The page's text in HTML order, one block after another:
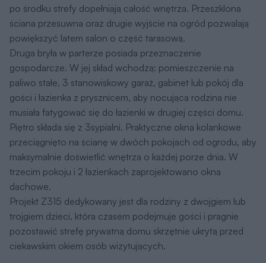
po środku strefy dopełniają całość wnętrza. Przeszklona
ściana przesuwna oraz drugie wyjście na ogród pozwalają
powiększyć latem salon o część tarasową.
Druga bryła w parterze posiada przeznaczenie
gospodarcze. W jej skład wchodzą: pomieszczenie na
paliwo stałe, 3 stanowiskowy garaż, gabinet lub pokój dla
gości i łazienka z prysznicem, aby nocująca rodzina nie
musiała fatygować się do łazienki w drugiej części domu.
Piętro składa się z 3sypialni. Praktyczne okna kolankowe
przeciągnięto na ścianę w dwóch pokojach od ogrodu, aby
maksymalnie doświetlić wnętrza o każdej porze dnia. W
trzecim pokoju i 2 łazienkach zaprojektowano okna
dachowe.
Projekt Z315 dedykowany jest dla rodziny z dwojgiem lub
trojgiem dzieci, która czasem podejmuje gości i pragnie
pozostawić strefę prywatną domu skrzętnie ukrytą przed
ciekawskim okiem osób wizytujących.